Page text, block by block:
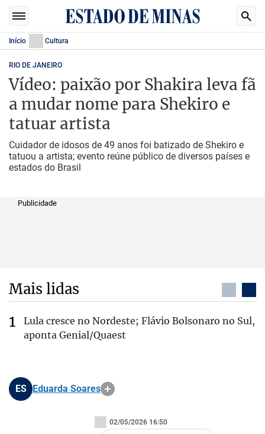
Início Cultura
RIO DE JANEIRO
Vídeo: paixão por Shakira leva fã
a mudar nome para Shekiro e
tatuar artista
Cuidador de idosos de 49 anos foi batizado de Shekiro e
tatuou a artista; evento reúne público de diversos países e
estados do Brasil
Publicidade
Mais lidas
Lula cresce no Nordeste; Flávio Bolsonaro no Sul,
aponta Genial/Quaest
ES Eduarda Soares
02/05/2026 16:50